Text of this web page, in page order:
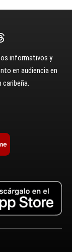
informativos y
en audiencia en